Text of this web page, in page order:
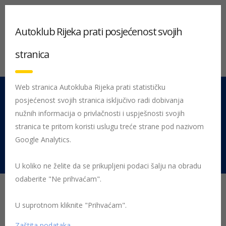
051 212 442 Centrala
Pon - Pet 08:00 - 16:00
Rujevica 9/1, 51000 Rijeka
Početna Posljednje objavljene novosti
Autoklub Rijeka prati posjećenost svojih
stranica
Web stranica Autokluba Rijeka prati statističku
posjećenost svojih stranica isključivo radi dobivanja
nužnih informacija o privlačnosti i uspješnosti svojih
stranica te pritom koristi uslugu treće strane pod nazivom
Google Analytics.
U koliko ne želite da se prikupljeni podaci šalju na obradu
odaberite "Ne prihvaćam".
U suprotnom kliknite "Prihvaćam".